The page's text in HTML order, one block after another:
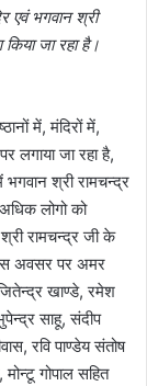
एवं भगवान श्री
जा रहा है।
में, मंदिरों में,
लगाया जा रहा है,
श्री रामचन्द्र
लोगो को
रामचन्द्र जी के
अवसर पर अमर
जितेन्द्र खाण्डे, रमेश
साहू, संदीप
रवि पाण्डेय संतोष
गोपाल सहित